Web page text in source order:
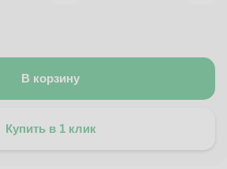
В корзину
Купить в 1 клик